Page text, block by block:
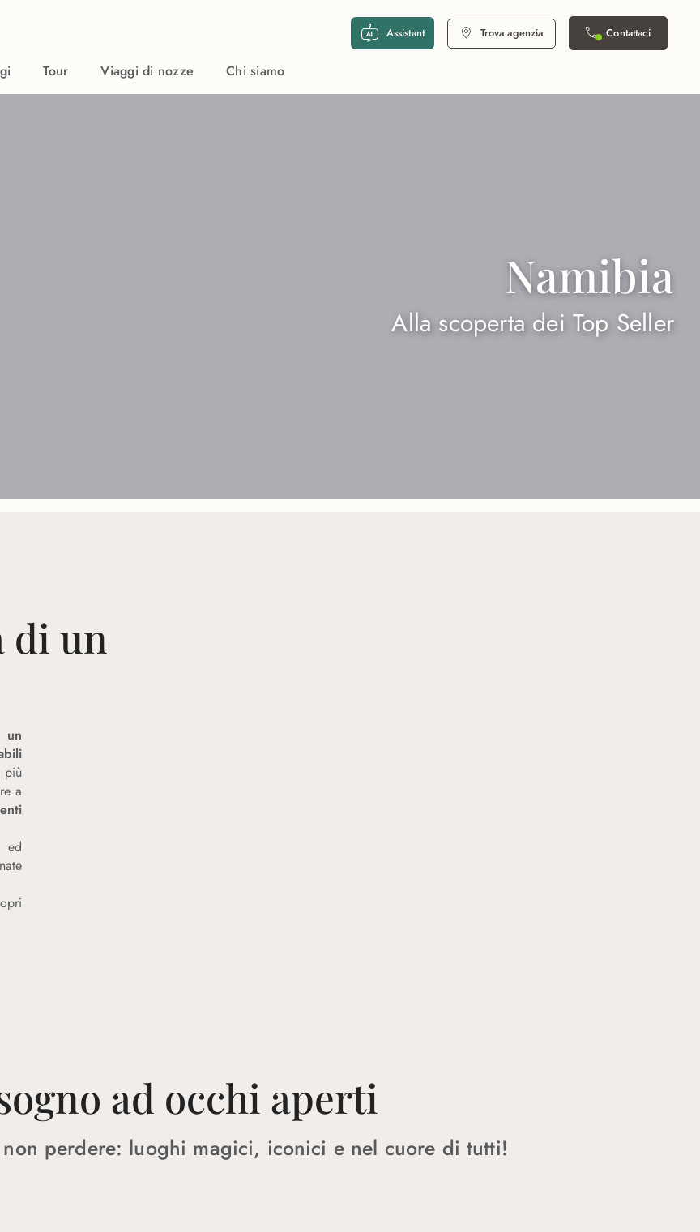
Assistant Trova agenzia Contattaci
Tour Viaggi di nozze Chi siamo
Namibia
Alla scoperta dei Top Seller
di un
un
più
a
ed
ad occhi aperti
perdere: luoghi magici, iconici e nel cuore di tutti!